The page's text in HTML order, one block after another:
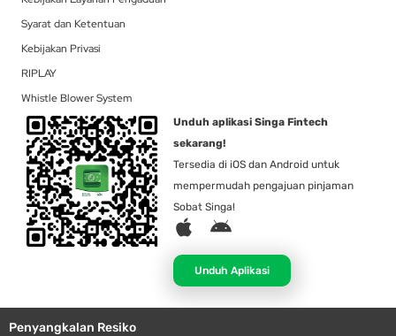
Syarat dan Ketentuan
Kebijakan Privasi
RIPLAY
Whistle Blower System
Unduh aplikasi Singa Fintech
sekarang!
Tersedia di iOS dan Android untuk
mempermudah pengajuan pinjaman
Sobat Singa!
A
p
l
e
A
d
r
o
Unduh Aplikasi
Penyangkalan Resiko